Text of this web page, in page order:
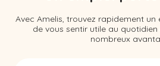
Avec Amelis, trouvez rapidement
de vous sentir utile au
nombreux